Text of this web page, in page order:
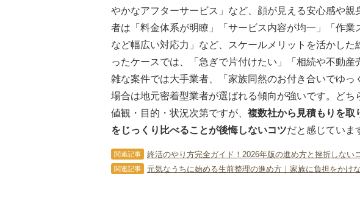
やかなアフターサービス」など、顔が見える安心感や
者は「料金体系が明瞭」「サービス内容が均一」「作
など幅広い対応力」など、スケールメリットを活かし
ったケースでは、「急ぎで片付けたい」「相続や不動
雑な案件では大手業者、「家族同然のお付き合いでゆっ
場合は地元密着型業者が選ばれる傾向が強いです。ど
値観・目的・状況次第ですが、 複数社から見積もりを取
をじっくり比べることが後悔しないコツだと感じていま
関連記事 終活のやり方完全ガイド！2026年版の進め方と挫折しない
関連記事 元気なうちに始める生前整理の進め方｜家族に負担をかけ